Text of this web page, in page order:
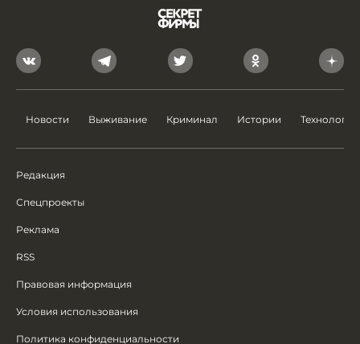
Новости Выживание Криминал Истории Технологии
Редакция
Спецпроекты
Реклама
RSS
Правовая информация
Условия использования
Политика конфиденциальности